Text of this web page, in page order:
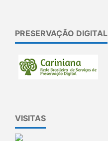
PRESERVAÇÃO DIGITAL
VISITAS